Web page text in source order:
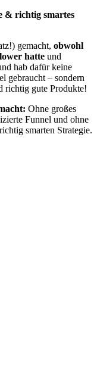
& richtig smartes
gemacht, obwohl
hatte und
hab dafür keine
gebraucht – sondern
richtig gute Produkte!
Ohne großes
Funnel und ohne
smarten Strategie.